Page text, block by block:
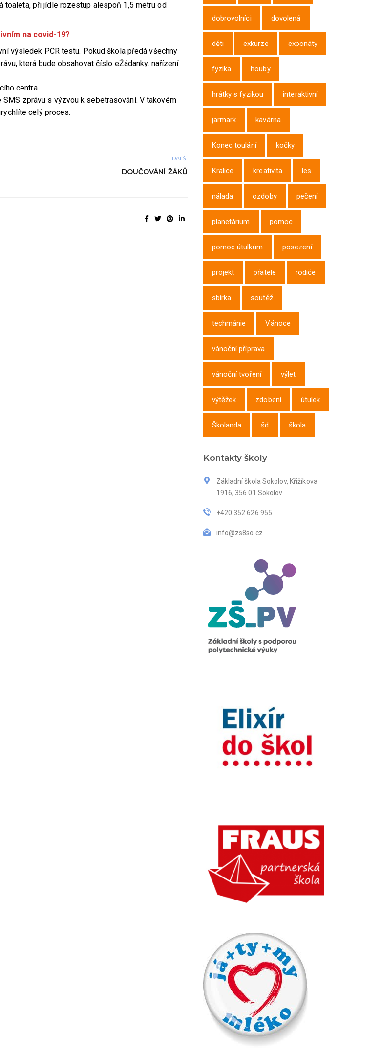
toaleta, při jídle rozestup alespoň 1,5 metru od
na covid-19?
výsledek PCR testu. Pokud škola předá všechny
která bude obsahovat číslo eŽádanky, nařízení
centra.
zprávu s výzvou k sebetrasování. V takovém
celý proces.
DALŠÍ
DOUČOVÁNÍ ŽÁKŮ
dobrovolníci dovolená
děti exkurze exponáty
fyzika houby
hrátky s fyzikou interaktivní
jarmark kavárna
Konec toulání kočky
Kralice kreativita les
nálada ozdoby pečení
planetárium pomoc
pomoc útulkům posezení
projekt přátelé rodiče
sbírka soutěž
techmánie Vánoce
vánoční příprava
vánoční tvoření výlet
výtěžek zdobení útulek
Školanda šd škola
Kontakty školy
Základní škola Sokolov, Křižíkova
1916, 356 01 Sokolov
+420 352 626 955
info@zs8so.cz